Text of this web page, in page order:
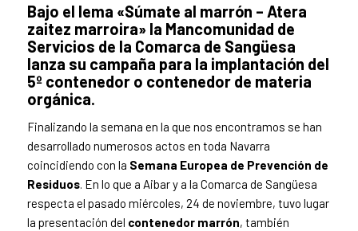
Bajo el lema «Súmate al marrón – Atera
zaitez marroira» la Mancomunidad de
Servicios de la Comarca de Sangüesa
lanza su campaña para la implantación del
5º contenedor o contenedor de materia
orgánica.
Finalizando la semana en la que nos encontramos se han
desarrollado numerosos actos en toda Navarra
coincidiendo con la Semana Europea de Prevención de
Residuos. En lo que a Aibar y a la Comarca de Sangüesa
respecta el pasado miércoles, 24 de noviembre, tuvo lugar
la presentación del contenedor marrón, también